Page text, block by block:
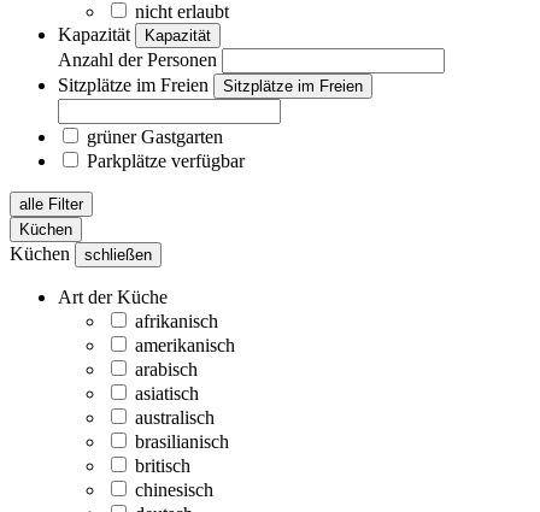
nicht erlaubt
Kapazität
Kapazität
Anzahl der Personen
Sitzplätze im Freien
Sitzplätze im Freien
grüner Gastgarten
Parkplätze verfügbar
alle Filter
Küchen
Küchen schließen
Art der Küche
afrikanisch
amerikanisch
arabisch
asiatisch
australisch
brasilianisch
britisch
chinesisch